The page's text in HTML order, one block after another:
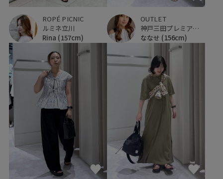
ROPÉ PICNIC
ルミネ立川
Rina (157cm)
OUTLET
神戸三田プレミアム・アウトレット
ななせ (156cm)